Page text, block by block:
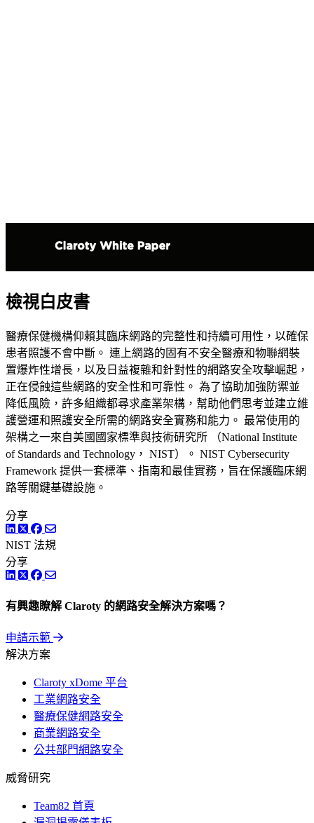
檢視白皮書
醫療保健機構仰賴其臨床網路的完整性和持續可用性，以確保
患者照護不會中斷。 連上網路的固有不安全醫療和物聯網裝
置爆炸性增長，以及日益複雜和針對性的網路安全攻擊崛起，
正在侵蝕這些網路的安全性和可靠性。 為了協助加強防禦並
降低風險，許多組織都尋求產業架構，幫助他們思考並建立維
護營運和照護安全所需的網路安全實務和能力。 最常使用的
架構之一來自美國國家標準與技術研究所 （National Institute
of Standards and Technology， NIST）。 NIST Cybersecurity
Framework 提供一套標準、指南和最佳實務，旨在保護臨床網
路等關鍵基礎設施。
分享
LinkedIn
TwitterFacebook
NIST 法規
分享
LinkedIn
TwitterFacebook
有興趣瞭解 Claroty 的網路安全解決方案嗎？
申請示範
解決方案
Claroty xDome 平台
工業網路安全
醫療保健網路安全
商業網路安全
公共部門網路安全
威脅研究
Team82 首頁